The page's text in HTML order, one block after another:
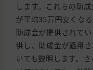
します。これらの助
が平均35万円安くな
助成金が提供されて
供し、助成金が適用
いても説明します。